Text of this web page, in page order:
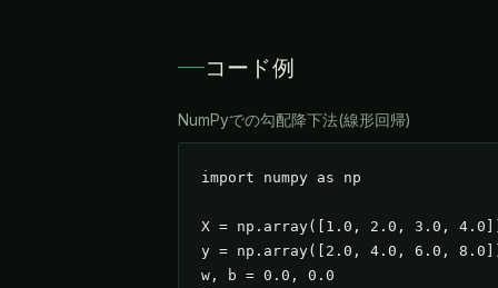
コード例
NumPyでの勾配降下法(線形回帰)
import numpy as np
X = np.array([1.0, 2.0, 3.0,
y = np.array([2.0, 4.0, 6.0,
w, b = 0.0, 0.0